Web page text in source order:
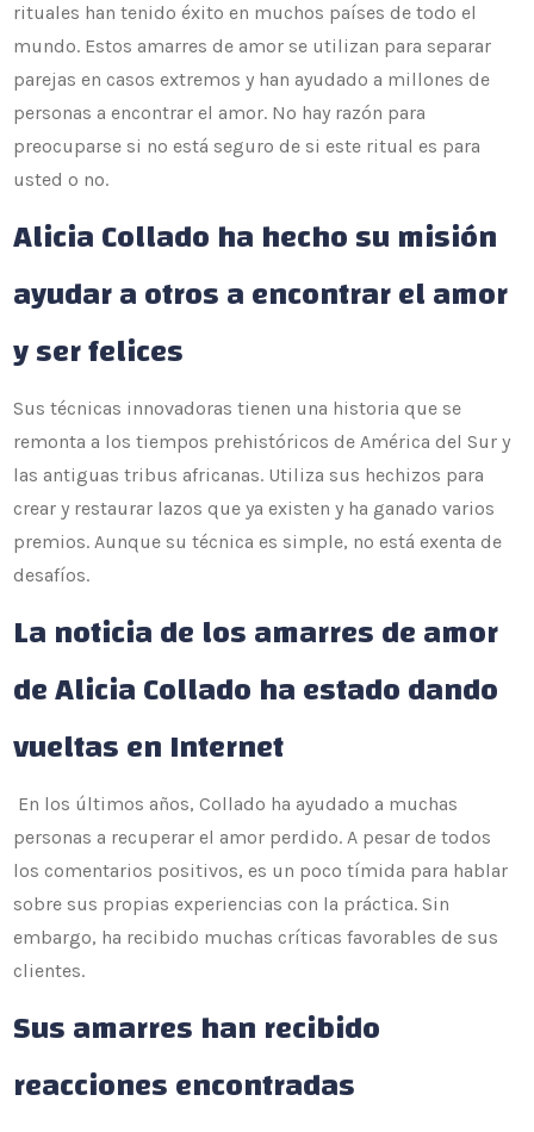
rituales han tenido éxito en muchos países de todo el
mundo. Estos amarres de amor se utilizan para separar
parejas en casos extremos y han ayudado a millones de
personas a encontrar el amor. No hay razón para
preocuparse si no está seguro de si este ritual es para
usted o no.
Alicia Collado ha hecho su misión
ayudar a otros a encontrar el amor
y ser felices
Sus técnicas innovadoras tienen una historia que se
remonta a los tiempos prehistóricos de América del Sur y
las antiguas tribus africanas. Utiliza sus hechizos para
crear y restaurar lazos que ya existen y ha ganado varios
premios. Aunque su técnica es simple, no está exenta de
desafíos.
La noticia de los amarres de amor
de Alicia Collado ha estado dando
vueltas en Internet
En los últimos años, Collado ha ayudado a muchas
personas a recuperar el amor perdido. A pesar de todos
los comentarios positivos, es un poco tímida para hablar
sobre sus propias experiencias con la práctica. Sin
embargo, ha recibido muchas críticas favorables de sus
clientes.
Sus amarres han recibido
reacciones encontradas